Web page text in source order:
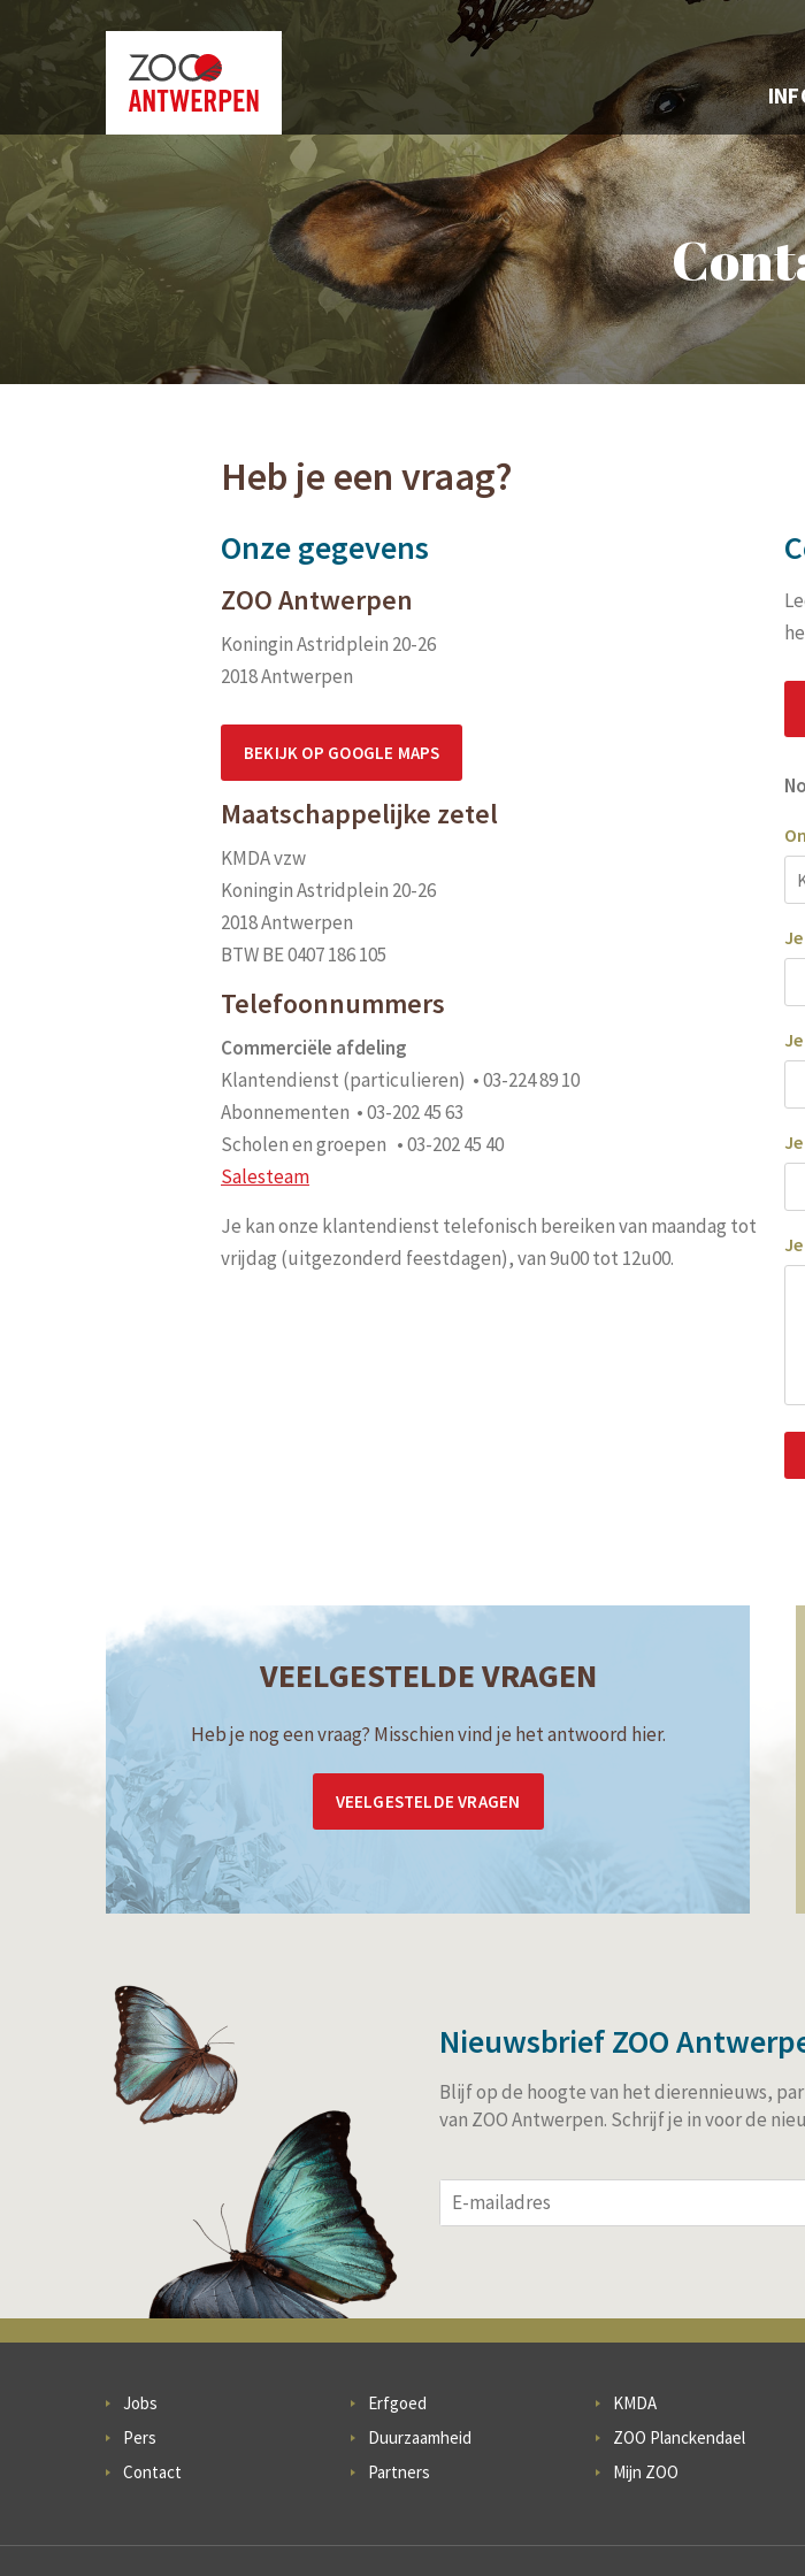
Heb je een vraag?
Onze gegevens
ZOO Antwerpen
Koningin Astridplein 20-26
2018 Antwerpen
BEKIJK OP GOOGLE MAPS
Maatschappelijke zetel
KMDA vzw
Koningin Astridplein 20-26
2018 Antwerpen
BTW BE 0407 186 105
Telefoonnummers
Commerciële afdeling
Klantendienst (particulieren) • 03-224 89 10
Abonnementen • 03-202 45 63
Scholen en groepen • 03-202 45 40
Salesteam
Je kan onze klantendienst telefonisch bereiken van maandag tot
vrijdag (uitgezonderd feestdagen), van 9u00 tot 12u00.
VEELGESTELDE VRAGEN
Heb je nog een vraag? Misschien vind je het antwoord hier.
VEELGESTELDE VRAGEN
Nieuwsbrief ZOO
Blijf op de hoogte van het dierennieuws,
van ZOO Antwerpen. Schrijf je in voor de
Jobs
Pers
Contact
Erfgoed
Duurzaamheid
Partners
KMDA
ZOO Planckendael
Mijn ZOO